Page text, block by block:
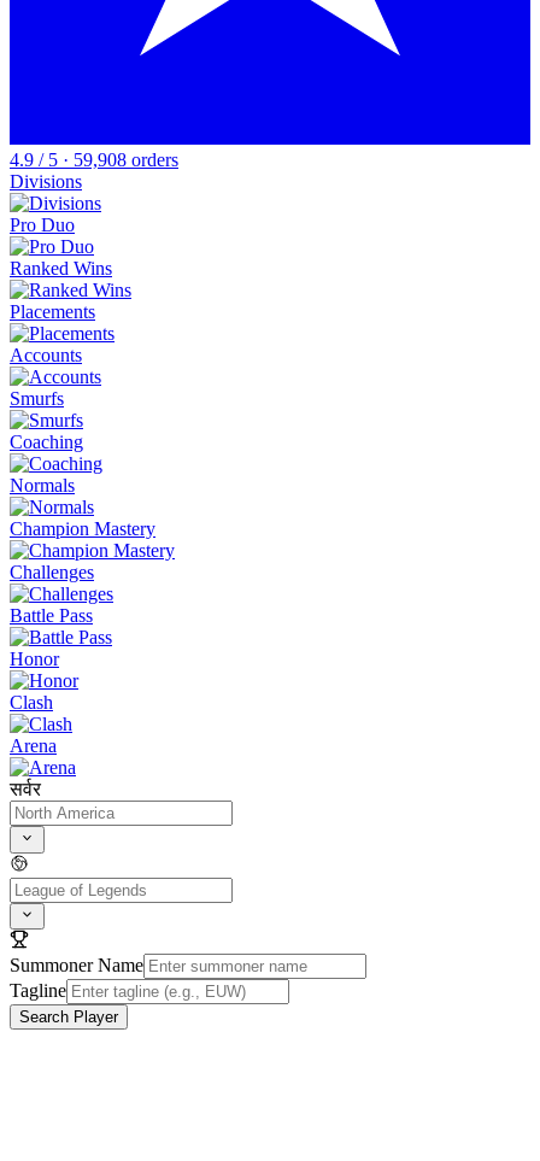
4.9 / 5 · 59,908 orders
Divisions
Pro Duo
Ranked Wins
Placements
Accounts
Smurfs
Coaching
Normals
Champion Mastery
Challenges
Battle Pass
Honor
Clash
Arena
सर्वर
Summoner Name
Tagline
Search Player